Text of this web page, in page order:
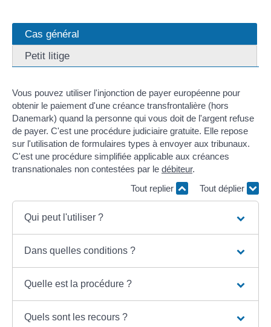
Cas général
Petit litige
Vous pouvez utiliser l'injonction de payer européenne pour
obtenir le paiement d'une créance transfrontalière (hors
Danemark) quand la personne qui vous doit de l'argent refuse
de payer. C'est une procédure judiciaire gratuite. Elle repose
sur l'utilisation de formulaires types à envoyer aux tribunaux.
C'est une procédure simplifiée applicable aux créances
transnationales non contestées par le débiteur.
Tout replier
Tout déplier
Qui peut l'utiliser ?
Dans quelles conditions ?
Quelle est la procédure ?
Quels sont les recours ?